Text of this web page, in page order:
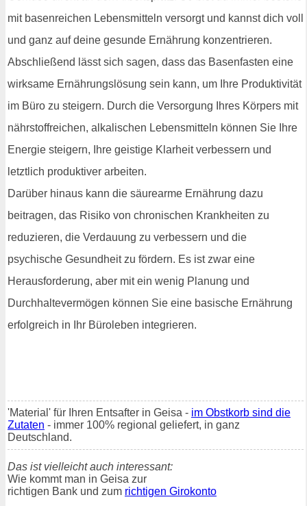
mit basenreichen Lebensmitteln versorgt und kannst dich voll
und ganz auf deine gesunde Ernährung konzentrieren.
Abschließend lässt sich sagen, dass das Basenfasten eine
wirksame Ernährungslösung sein kann, um Ihre Produktivität
im Büro zu steigern. Durch die Versorgung Ihres Körpers mit
nährstoffreichen, alkalischen Lebensmitteln können Sie Ihre
Energie steigern, Ihre geistige Klarheit verbessern und
letztlich produktiver arbeiten.
Darüber hinaus kann die säurearme Ernährung dazu
beitragen, das Risiko von chronischen Krankheiten zu
reduzieren, die Verdauung zu verbessern und die
psychische Gesundheit zu fördern. Es ist zwar eine
Herausforderung, aber mit ein wenig Planung und
Durchhaltevermögen können Sie eine basische Ernährung
erfolgreich in Ihr Büroleben integrieren.
'Material' für Ihren Entsafter in Geisa - im Obstkorb sind die
Zutaten - immer 100% regional geliefert, in ganz
Deutschland.
Das ist vielleicht auch interessant:
Wie kommt man in Geisa zur
richtigen Bank und zum richtigen Girokonto